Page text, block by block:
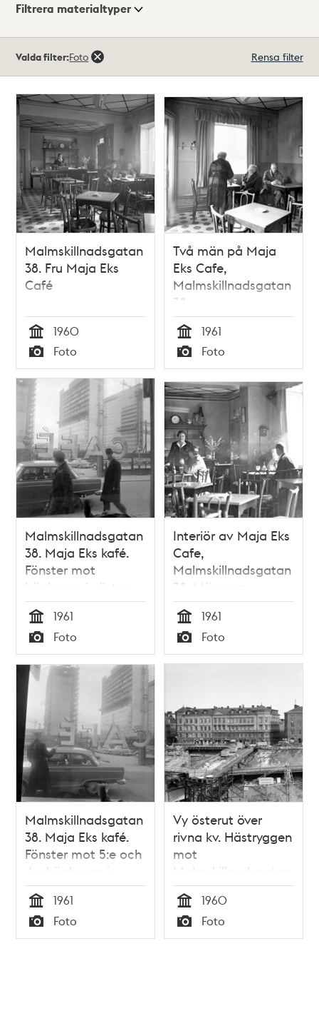
Visningsläge
Filtrera materialtyper
träffar
Valda filter:Foto Rensa filter
Malmskillnadsgatan
38. Fru Maja Eks
Café
Tid
1960
Typ
Foto
Två män på Maja
Eks Cafe,
Malmskillnadsgatan
38
Tid
1961
Typ
Foto
Malmskillnadsgatan
38. Maja Eks kafé.
Fönster mot
höghusen i väster
Tid
1961
Typ
Foto
Interiör av Maja Eks
Cafe,
Malmskillnadsgatan
38. Män som
besöker kaféet
Tid
1961
Typ
Foto
Malmskillnadsgatan
38. Maja Eks kafé.
Fönster mot 5:e och
4:e höghusen i
väster
Tid
1961
Typ
Foto
Vy österut över
rivna kv. Hästryggen
mot
Malmskillnadsgatan
38-42, kv.
Stormhatten. T.h. i
fonden mynnar
Smålandsgatan
Tid
1960
Typ
Foto